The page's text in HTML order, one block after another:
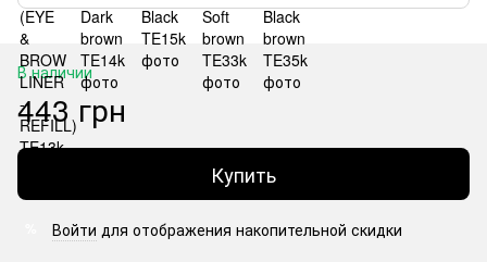
В наличии
443 грн
Купить
Войти для отображения накопительной скидки